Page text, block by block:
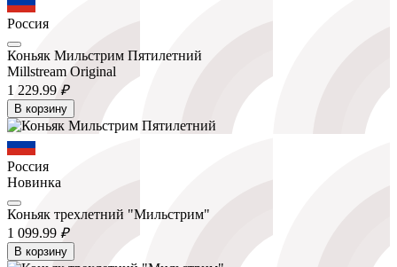
Россия
Коньяк Мильстрим Пятилетний
Millstream Original
1 229.99 ₽
В корзину
Россия
Новинка
Коньяк трехлетний "Мильстрим"
1 099.99 ₽
В корзину